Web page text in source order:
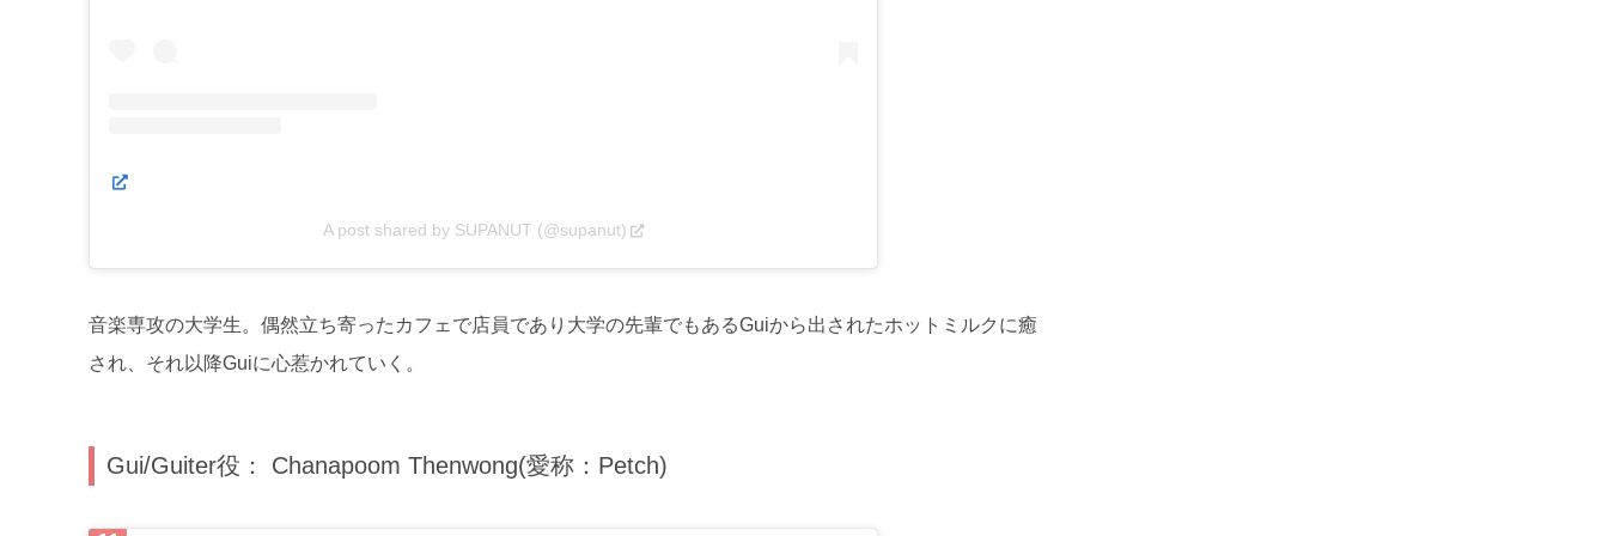
A post shared by SUPANUT (@supanut)
音楽専攻の大学生。偶然立ち寄ったカフェで店員であり大学の先輩でもあるGuiから出されたホットミルクに癒
され、それ以降Guiに心惹かれていく。
Gui/Guiter役： Chanapoom Thenwong(愛称：Petch)